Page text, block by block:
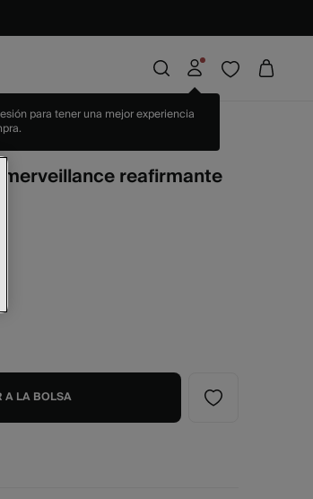
para tener una mejor experiencia
merveillance reafirmante
A LA BOLSA